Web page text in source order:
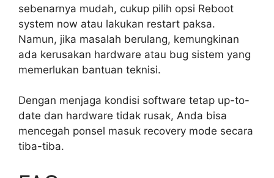
sebenarnya mudah, cukup pilih opsi Reboot
system now atau lakukan restart paksa.
Namun, jika masalah berulang, kemungkinan
ada kerusakan hardware atau bug sistem yang
memerlukan bantuan teknisi.
Dengan menjaga kondisi software tetap up-to-
date dan hardware tidak rusak, Anda bisa
mencegah ponsel masuk recovery mode secara
tiba-tiba.